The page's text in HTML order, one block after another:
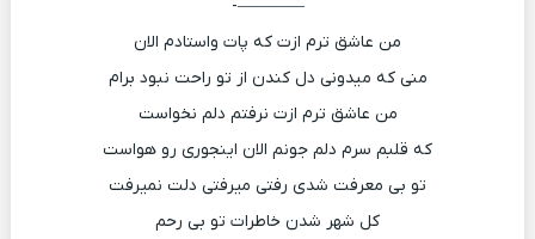
————-
من عاشق ترم ازت که پات واستادم الان
منی که میدونی دل کندن از تو راحت نبود برام
من عاشق ترم ازت نرفتم دلم نخواست
که قلبم سرم دلم جونم الان اینجوری رو هواست
تو بی معرفت شدی رفتی میرفتی دلت نمیرفت
کل شهر شدن خاطرات تو بی رحم